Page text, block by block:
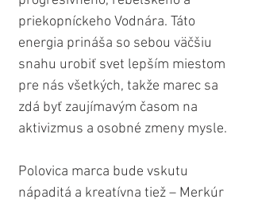
priekopníckeho Vodnára. Táto
energia prináša so sebou väčšiu
snahu urobiť svet lepším miestom
pre nás všetkých, takže marec sa
zdá byť zaujímavým časom na
aktivizmus a osobné zmeny mysle.
Polovica marca bude vskutu
nápaditá a kreatívna tiež – Merkúr